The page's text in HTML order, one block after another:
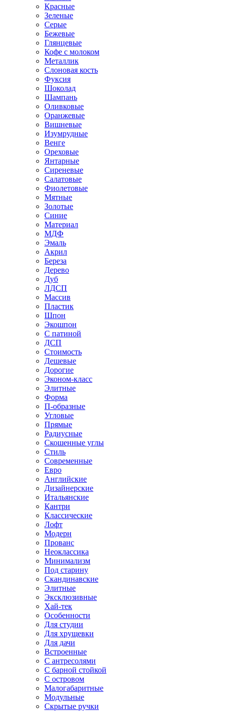
Красные
Зеленые
Серые
Бежевые
Глянцевые
Кофе с молоком
Металлик
Слоновая кость
Фуксия
Шоколад
Шампань
Оливковые
Оранжевые
Вишневые
Изумрудные
Венге
Ореховые
Янтарные
Сиреневые
Салатовые
Фиолетовые
Мятные
Золотые
Синие
Материал
МДФ
Эмаль
Акрил
Береза
Дерево
Дуб
ЛДСП
Массив
Пластик
Шпон
Экошпон
С патиной
ДСП
Стоимость
Дешевые
Дорогие
Эконом-класс
Элитные
Форма
П-образные
Угловые
Прямые
Радиусные
Скошенные углы
Стиль
Современные
Евро
Английские
Дизайнерские
Итальянские
Кантри
Классические
Лофт
Модерн
Прованс
Неоклассика
Минимализм
Под старину
Скандинавские
Элитные
Эксклюзивные
Хай-тек
Особенности
Для студии
Для хрущевки
Для дачи
Встроенные
С антресолями
С барной стойкой
С островом
Малогабаритные
Модульные
Скрытые ручки